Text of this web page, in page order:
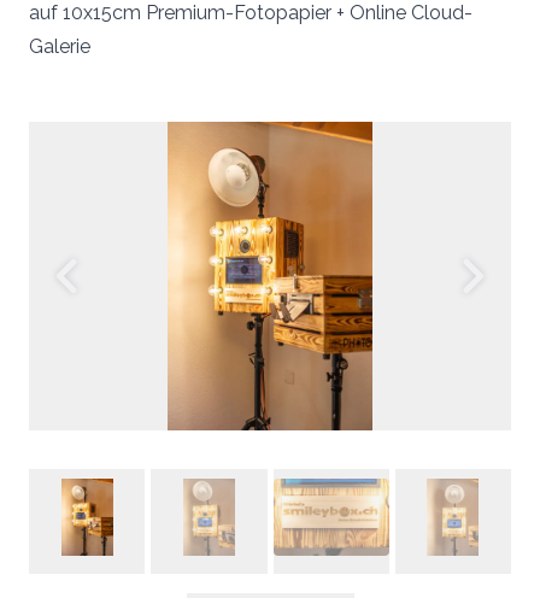
auf 10x15cm Premium-Fotopapier + Online Cloud-
Galerie